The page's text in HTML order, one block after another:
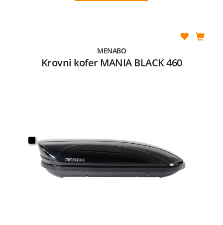
MENABO
Krovni kofer MANIA BLACK 460